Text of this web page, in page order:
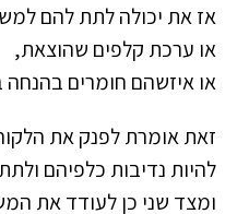
אז את יכולה לתת להם
או ערכת קלפים שהוצאת,
או איזשהם חומרים בהנחה ב-20%
זאת אומרת לפנק את
להיות נדיבות כלפיהם
ומצד שני כן לעודד את